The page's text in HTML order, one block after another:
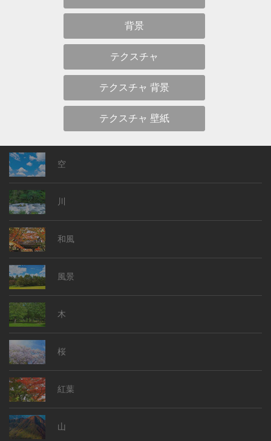
背景
テクスチャ
テクスチャ 背景
テクスチャ 壁紙
空
川
和風
風景
木
桜
紅葉
山